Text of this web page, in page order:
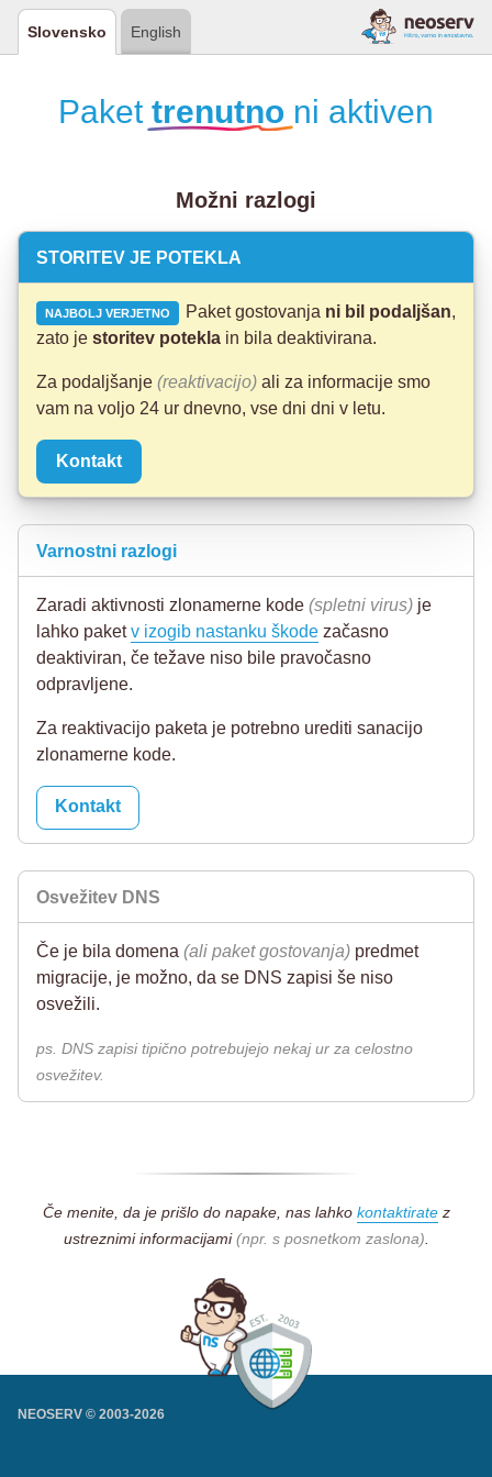
Slovensko English
Paket trenutno ni aktiven
Možni razlogi
STORITEV JE POTEKLA
NAJBOLJ VERJETNO Paket gostovanja ni bil podaljšan,
zato je storitev potekla in bila deaktivirana.
Za podaljšanje (reaktivacijo) ali za informacije smo
vam na voljo 24 ur dnevno, vse dni dni v letu.
Kontakt
Varnostni razlogi
Zaradi aktivnosti zlonamerne kode (spletni virus) je
lahko paketv izogib nastanku škode začasno
deaktiviran, če težave niso bile pravočasno
odpravljene.
Za reaktivacijo paketa je potrebno urediti sanacijo
zlonamerne kode.
Kontakt
Osvežitev DNS
Če je bila domena (ali paket gostovanja) predmet
migracije, je možno, da se DNS zapisi še niso
osvežili.
ps. DNS zapisi tipično potrebujejo nekaj ur za celostno
osvežitev.
Če menite, da je prišlo do napake, nas lahko kontaktiratez
ustreznimi informacijami(npr. s posnetkom zaslona)
NEOSERV © 2003-2026